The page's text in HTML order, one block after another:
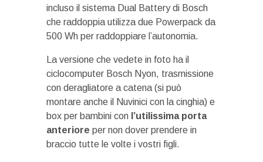
incluso il sistema Dual Battery di Bosch
che raddoppia utilizza due Powerpack da
500 Wh per raddoppiare l’autonomia.
La versione che vedete in foto ha il
ciclocomputer Bosch Nyon, trasmissione
con deragliatore a catena (si può
montare anche il Nuvinici con la cinghia) e
box per bambini con l’utilissima porta
anteriore per non dover prendere in
braccio tutte le volte i vostri figli.